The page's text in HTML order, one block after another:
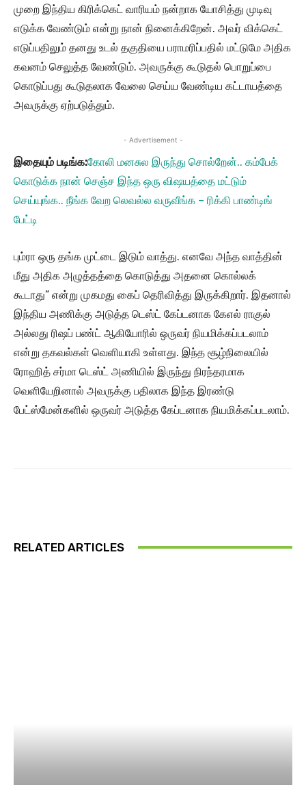
முறை இந்திய கிரிக்கெட் வாரியம் நன்றாக யோசித்து முடிவு
எடுக்க வேண்டும் என்று நான் நினைக்கிறேன். அவர் விக்கெட்
எடுப்பதிலும் தனது உடல் தகுதியை பராமரிப்பதில் மட்டுமே அதிக
கவனம் செலுத்த வேண்டும். அவருக்கு கூடுதல் பொறுப்பை
கொடுப்பது கூடுதலாக வேலை செய்ய வேண்டிய கட்டாயத்தை
அவருக்கு ஏற்படுத்தும்.
- Advertisement -
இதையும் படிங்க:கோலி மனசுல இருந்து சொல்றேன்.. கம்பேக்
கொடுக்க நான் செஞ்ச இந்த ஒரு விஷயத்தை மட்டும்
செய்யுங்க.. நீங்க வேற லெவல்ல வருவீங்க – ரிக்கி பாண்டிங்
பேட்டி
பும்ரா ஒரு தங்க முட்டை இடும் வாத்து. எனவே அந்த வாத்தின்
மீது அதிக அழுத்தத்தை கொடுத்து அதனை கொல்லக்
கூடாது” என்று முகமது கைப் தெரிவித்து இருக்கிறார். இதனால்
இந்திய அணிக்கு அடுத்த டெஸ்ட் கேப்டனாக கேஎல் ராகுல்
அல்லது ரிஷப் பண்ட் ஆகியோரில் ஒருவர் நியமிக்கப்படலாம்
என்று தகவல்கள் வெளியாகி உள்ளது. இந்த சூழ்நிலையில்
ரோஹித் சர்மா டெஸ்ட் அணியில் இருந்து நிரந்தரமாக
வெளியேறினால் அவருக்கு பதிலாக இந்த இரண்டு
பேட்ஸ்மேன்களில் ஒருவர் அடுத்த கேப்டனாக நியமிக்கப்படலாம்.
RELATED ARTICLES